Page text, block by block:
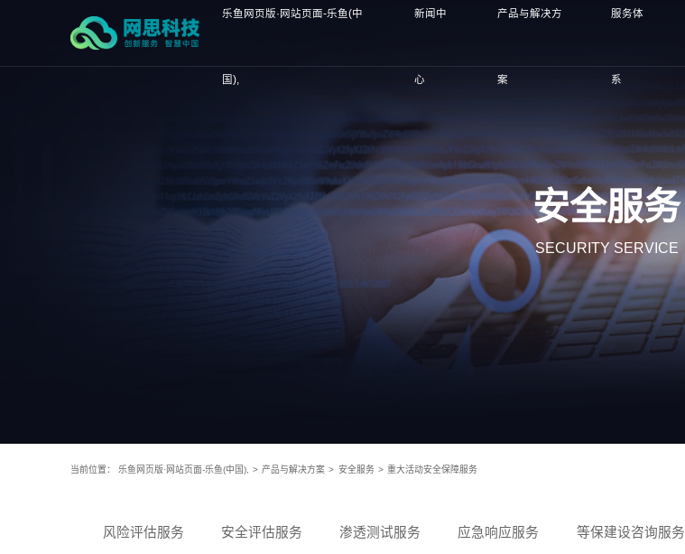
乐鱼网页版·网站页面-乐鱼(中
国),
新闻中
心
产品与解决方
案
服务体
系
安全服务
SECURITY SERVICE
当前位置： 乐鱼网页版·网站页面-乐鱼(中国), > 产品与解决方案 > 安全服务 > 重大活动安全保障服务
风险评估服务 安全评估服务 渗透测试服务 应急响应服务 等保建设咨询服务